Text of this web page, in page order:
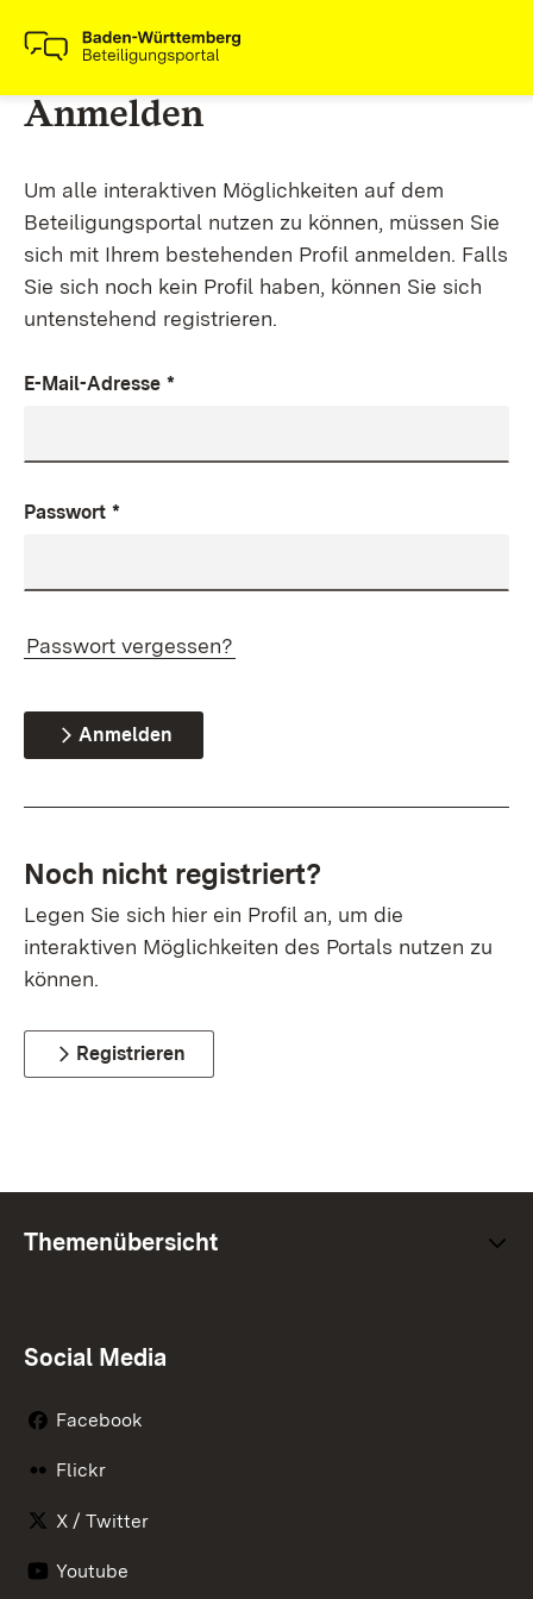
Anmelden
Um alle interaktiven Möglichkeiten auf dem
Beteiligungsportal nutzen zu können, müssen Sie
sich mit Ihrem bestehenden Profil anmelden. Falls
Sie sich noch kein Profil haben, können Sie sich
untenstehend registrieren.
E-Mail-Adresse *
Passwort *
Passwort vergessen?
Anmelden
Noch nicht registriert?
Legen Sie sich hier ein Profil an, um die
interaktiven Möglichkeiten des Portals nutzen zu
können.
Registrieren
Themenübersicht
Social Media
Facebook
Flickr
X / Twitter
Youtube